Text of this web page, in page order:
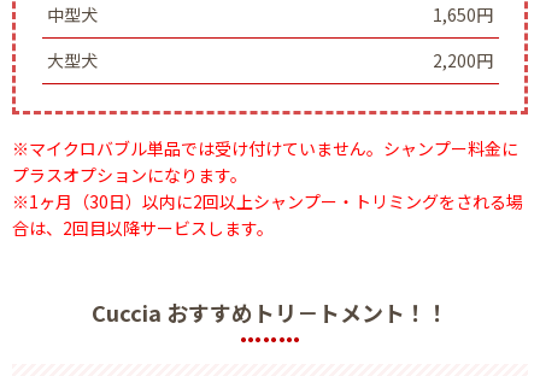
中型犬
1,650円
大型犬
2,200円
※マイクロバブル単品では受け付けていません。シャンプー料金に
プラスオプションになります。
※1ヶ月（30日）以内に2回以上シャンプー・トリミングをされる場
合は、2回目以降サービスします。
Cuccia おすすめトリ－トメント！！